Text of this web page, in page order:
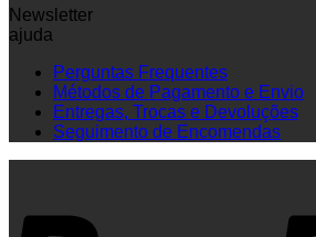
Newsletter
ajuda
Perguntas Frequentes
Métodos de Pagamento e Envio
Entregas, Trocas e Devoluções
Seguimento de Encomendas